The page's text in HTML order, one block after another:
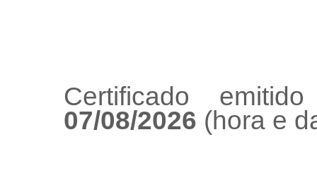
Certificado
07/08/2026 (hora e